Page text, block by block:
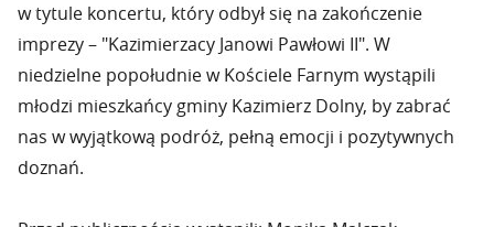
w tytule koncertu, który odbył się na zakończenie
imprezy – "Kazimierzacy Janowi Pawłowi II". W
niedzielne popołudnie w Kościele Farnym wystąpili
młodzi mieszkańcy gminy Kazimierz Dolny, by zabrać
nas w wyjątkową podróż, pełną emocji i pozytywnych
doznań.